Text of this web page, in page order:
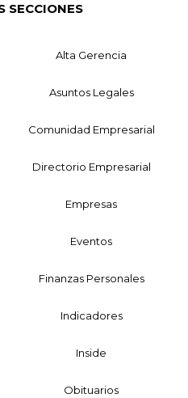
SECCIONES
Alta Gerencia
Asuntos Legales
Comunidad Empresarial
Directorio Empresarial
Empresas
Eventos
Finanzas Personales
Indicadores
Inside
Obituarios